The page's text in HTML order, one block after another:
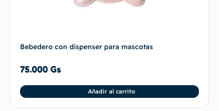
Bebedero con dispenser para mascotas
75.000 Gs
Añadir al carrito